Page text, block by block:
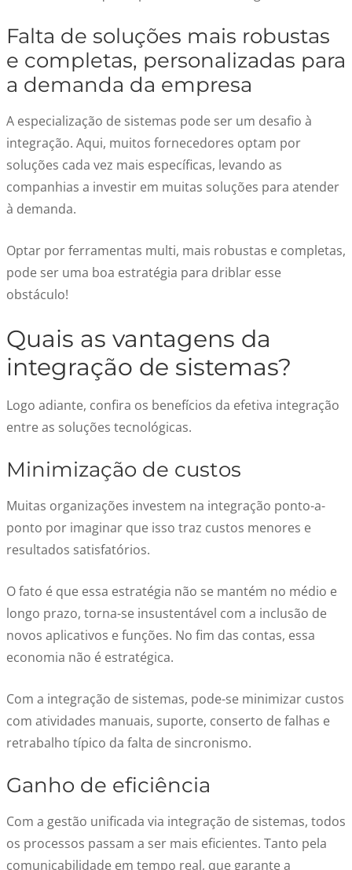
Falta de soluções mais robustas
e completas, personalizadas para
a demanda da empresa
A especialização de sistemas pode ser um desafio à
integração. Aqui, muitos fornecedores optam por
soluções cada vez mais específicas, levando as
companhias a investir em muitas soluções para atender
à demanda.
Optar por ferramentas multi, mais robustas e completas,
pode ser uma boa estratégia para driblar esse
obstáculo!
Quais as vantagens da
integração de sistemas?
Logo adiante, confira os benefícios da efetiva integração
entre as soluções tecnológicas.
Minimização de custos
Muitas organizações investem na integração ponto-a-
ponto por imaginar que isso traz custos menores e
resultados satisfatórios.
O fato é que essa estratégia não se mantém no médio e
longo prazo, torna-se insustentável com a inclusão de
novos aplicativos e funções. No fim das contas, essa
economia não é estratégica.
Com a integração de sistemas, pode-se minimizar custos
com atividades manuais, suporte, conserto de falhas e
retrabalho típico da falta de sincronismo.
Ganho de eficiência
Com a gestão unificada via integração de sistemas, todos
os processos passam a ser mais eficientes. Tanto pela
comunicabilidade em tempo real, que garante a